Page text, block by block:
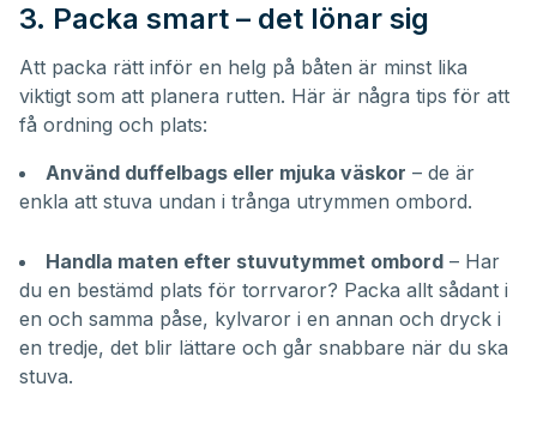
3. Packa smart – det lönar sig
Att packa rätt inför en helg på båten är minst lika
viktigt som att planera rutten. Här är några tips för att
få ordning och plats:
Använd duffelbags eller mjuka väskor – de är
enkla att stuva undan i trånga utrymmen ombord.
Handla maten efter stuvutymmet ombord – Har
du en bestämd plats för torrvaror? Packa allt sådant i
en och samma påse, kylvaror i en annan och dryck i
en tredje, det blir lättare och går snabbare när du ska
stuva.